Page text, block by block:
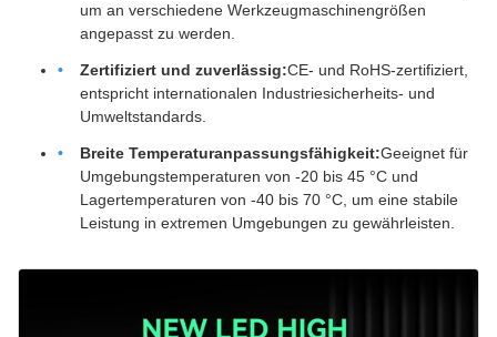
um an verschiedene Werkzeugmaschinengrößen
angepasst zu werden.
Zertifiziert und zuverlässig:CE- und RoHS-zertifiziert,
entspricht internationalen Industriesicherheits- und
Umweltstandards.
Breite Temperaturanpassungsfähigkeit:Geeignet für
Umgebungstemperaturen von -20 bis 45 °C und
Lagertemperaturen von -40 bis 70 °C, um eine stabile
Leistung in extremen Umgebungen zu gewährleisten.